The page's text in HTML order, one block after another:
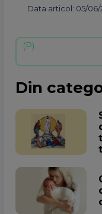
Data articol: 05/06/
Din